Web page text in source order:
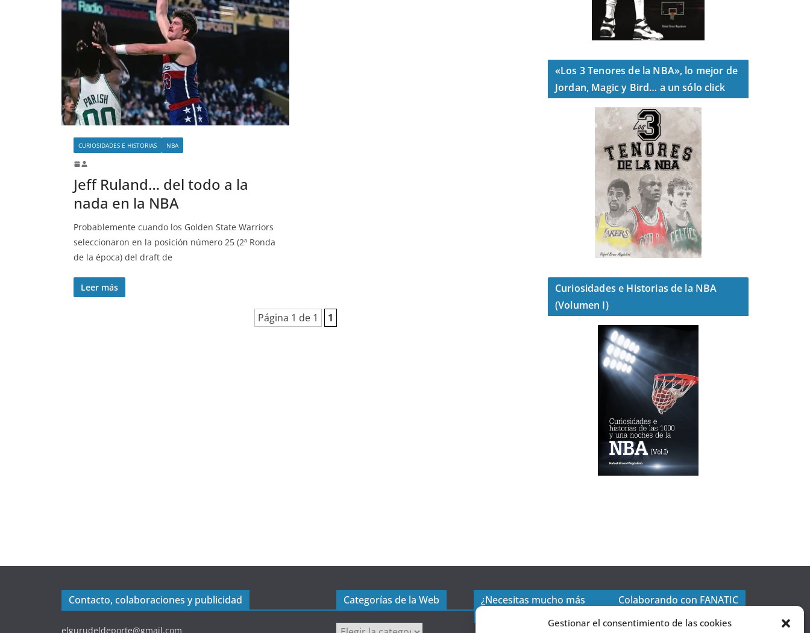
CURIOSIDADES E HISTORIAS NBA
Jeff Ruland… del todo a la
nada en la NBA
Probablemente cuando los Golden State Warriors
seleccionaron en la posición número 25 (2ª Ronda
de la época) del draft de
Leer más
Página 1 de 1 1
«Los 3 Tenores de la NBA», lo mejor de
Jordan, Magic y Bird… a un sólo click
Curiosidades e Historias de la NBA
(Volumen I)
Contacto, colaboraciones y publicidad
elgurudeldeporte@gmail.com
Categorías de la Web
¿Necesitas mucho más
Colaborando con FANATIC
Gestionar el consentimiento de las cookies